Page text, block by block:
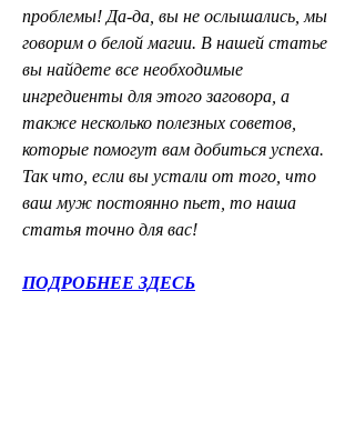
проблемы! Да-да, вы не ослышались, мы
говорим о белой магии. В нашей статье
вы найдете все необходимые
ингредиенты для этого заговора, а
также несколько полезных советов,
которые помогут вам добиться успеха.
Так что, если вы устали от того, что
ваш муж постоянно пьет, то наша
статья точно для вас!
ПОДРОБНЕЕ ЗДЕСЬ